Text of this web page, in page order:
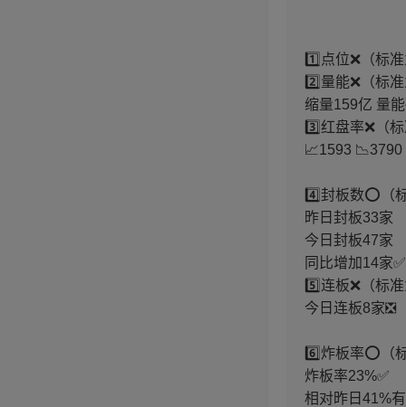
1️⃣点位❌（标
2️⃣量能❌（标
缩量159亿 量
3️⃣红盘率❌（
📈1593 📉3790
4️⃣封板数⭕️（
昨日封板33家
今日封板47家
同比增加14家✅
5️⃣连板❌（标
今日连板8家❎
6️⃣炸板率⭕️（
炸板率23%✅
相对昨日41%